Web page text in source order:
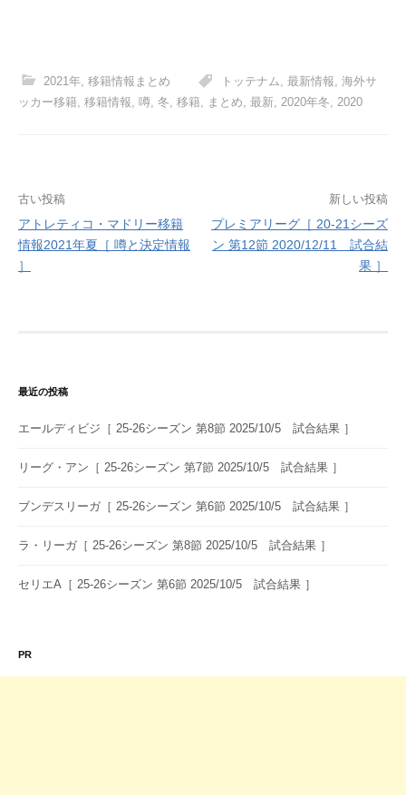
2021年 移籍情報まとめ トッテナム 最新情報 海外サ
ッカー移籍, 移籍情報, 噂, 冬, 移籍, まとめ, 最新, 2020年冬, 2020
投
稿
ナ
シ
ョ
古い投稿
アトレティコ・マドリー移籍
情報2021年夏［ 噂と決定情報
］
新しい投稿
プレミアリーグ［ 20-21シーズ
ン 第12節 2020/12/11 試合結
果 ］
最近の投稿
エールディビジ［ 25-26シーズン 第8節 2025/10/5 試合結果 ］
リーグ・アン［ 25-26シーズン 第7節 2025/10/5 試合結果 ］
ブンデスリーガ［ 25-26シーズン 第6節 2025/10/5 試合結果 ］
ラ・リーガ［ 25-26シーズン 第8節 2025/10/5 試合結果 ］
セリエA［ 25-26シーズン 第6節 2025/10/5 試合結果 ］
PR